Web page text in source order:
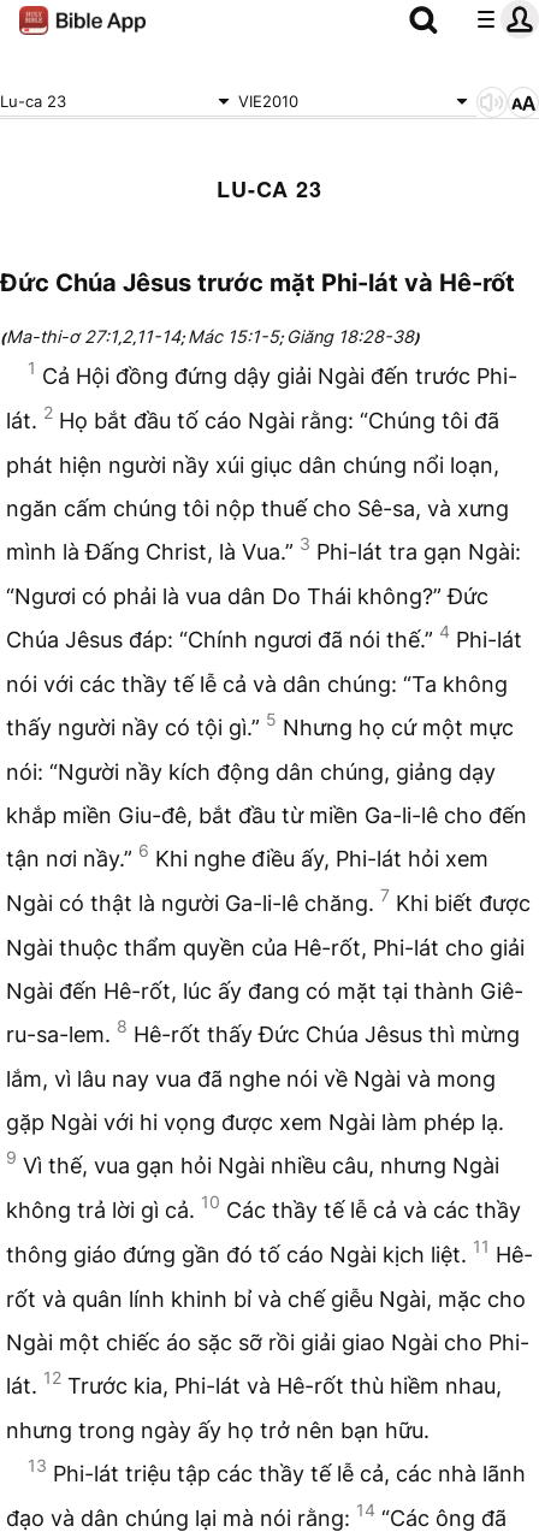
Lu-ca 23 VIE2010
LU-CA 23
Đức Chúa Jêsus trước mặt Phi-lát và Hê-rốt
(Ma-thi-ơ 27:1,2, 11-14;Mác 15:1-5; Giăng 18:28-38)
1 Cả Hội đồng đứng dậy giải Ngài đến trước Phi-
lát. 2 Họ bắt đầu tố cáo Ngài rằng: “Chúng tôi đã
phát hiện người nầy xúi giục dân chúng nổi loạn,
ngăn cấm chúng tôi nộp thuế cho Sê-sa, và xưng
mình là Đấng Christ, là Vua.” 3 Phi-lát tra gạn Ngài:
“Ngươi có phải là vua dân Do Thái không?” Đức
Chúa Jêsus đáp: “Chính ngươi đã nói thế.” 4 Phi-lát
nói với các thầy tế lễ cả và dân chúng: “Ta không
thấy người nầy có tội gì.” 5 Nhưng họ cứ một mực
nói: “Người nầy kích động dân chúng, giảng dạy
khắp miền Giu-đê, bắt đầu từ miền Ga-li-lê cho đến
tận nơi nầy.” 6 Khi nghe điều ấy, Phi-lát hỏi xem
Ngài có thật là người Ga-li-lê chăng. 7 Khi biết được
Ngài thuộc thẩm quyền của Hê-rốt, Phi-lát cho giải
Ngài đến Hê-rốt, lúc ấy đang có mặt tại thành Giê-
ru-sa-lem. 8 Hê-rốt thấy Đức Chúa Jêsus thì mừng
lắm, vì lâu nay vua đã nghe nói về Ngài và mong
gặp Ngài với hi vọng được xem Ngài làm phép lạ.
9 Vì thế, vua gạn hỏi Ngài nhiều câu, nhưng Ngài
không trả lời gì cả. 10 Các thầy tế lễ cả và các thầy
thông giáo đứng gần đó tố cáo Ngài kịch liệt. 11 Hê-
rốt và quân lính khinh bỉ và chế giễu Ngài, mặc cho
Ngài một chiếc áo sặc sỡ rồi giải giao Ngài cho Phi-
lát. 12 Trước kia, Phi-lát và Hê-rốt thù hiềm nhau,
nhưng trong ngày ấy họ trở nên bạn hữu.
13 Phi-lát triệu tập các thầy tế lễ cả, các nhà lãnh
đạo và dân chúng lại mà nói rằng: 14 “Các ông đã